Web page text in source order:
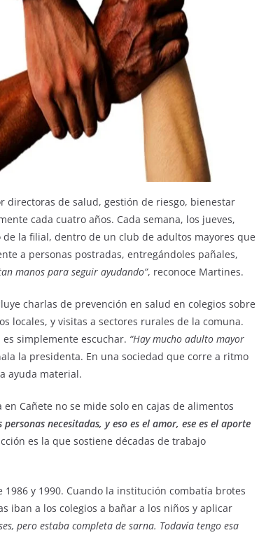
directoras de salud, gestión de riesgo, bienestar
cada cuatro años. Cada semana, los jueves,
la filial, dentro de un club de adultos mayores que
a personas postradas, entregándoles pañales,
manos para seguir ayudando”, reconoce Martines.
charlas de prevención en salud en colegios sobre
locales, y visitas a sectores rurales de la comuna.
simplemente escuchar. “Hay mucho adulto mayor
la presidenta. En una sociedad que corre a ritmo
ayuda material.
Cañete no se mide solo en cajas de alimentos
personas necesitadas, y eso es el amor, ese es el aporte
es la que sostiene décadas de trabajo
y 1990. Cuando la institución combatía brotes
iban a los colegios a bañar a los niños y aplicar
pero estaba completa de sarna. Todavía tengo esa